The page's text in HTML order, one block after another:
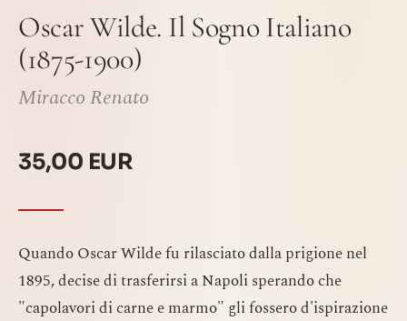
Oscar Wilde. Il Sogno Italiano
(1875-1900)
Miracco Renato
35,00 EUR
Quando Oscar Wilde fu rilasciato dalla prigione nel
1895, decise di trasferirsi a Napoli sperando che
"capolavori di carne e marmo" gli fossero d'ispirazione